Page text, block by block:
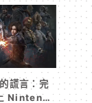
艾爾等 5
卡池同步解
謊言：完
Nintendo